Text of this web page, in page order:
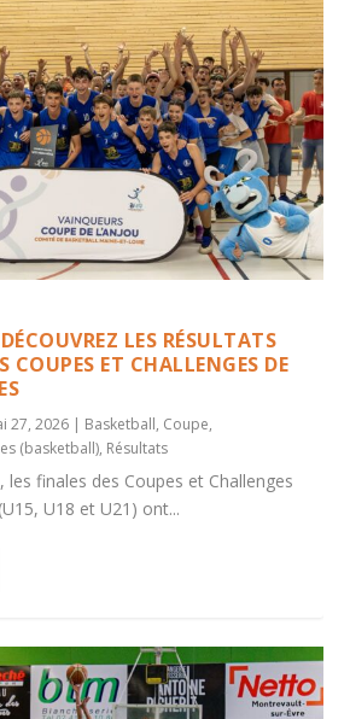
CHO...
LES RÉSULTATS
COUPES ET CHALLENGES DE
27, 2026 | Basketball, Coupe,
(basketball), Résultats
les finales des Coupes et Challenges
U18 et U21) ont...